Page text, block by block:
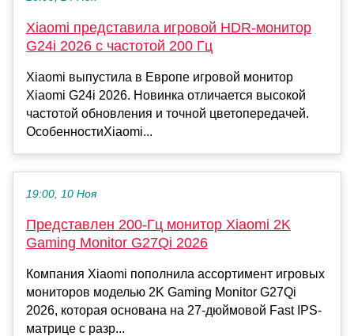
Xiaomi представила игровой HDR-монитор
G24i 2026 с частотой 200 Гц
Xiaomi выпустила в Европе игровой монитор
Xiaomi G24i 2026. Новинка отличается высокой
частотой обновления и точной цветопередачей.
ОсобенностиXiaomi...
19:00, 10 Ноя
Представлен 200-Гц монитор Xiaomi 2K
Gaming Monitor G27Qi 2026
Компания Xiaomi пополнила ассортимент игровых
мониторов моделью 2K Gaming Monitor G27Qi
2026, которая основана на 27-дюймовой Fast IPS-
матрице с разр...